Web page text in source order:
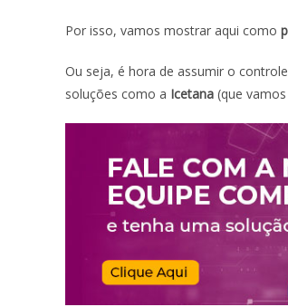
Por isso, vamos mostrar aqui como
Ou seja, é hora de assumir o
soluções como a Icetana (que